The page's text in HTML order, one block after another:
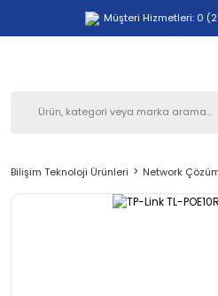
Müşteri Hizmetleri: 0
Bilişim Teknoloji Ürünleri Network